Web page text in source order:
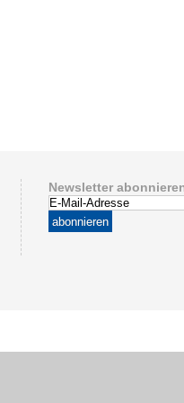
Newsletter
abonnieren